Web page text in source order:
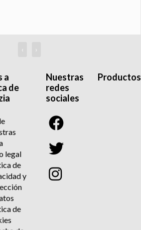
‹ ›
a
de
legal
de
y
de
Nuestras
redes
sociales
Productos